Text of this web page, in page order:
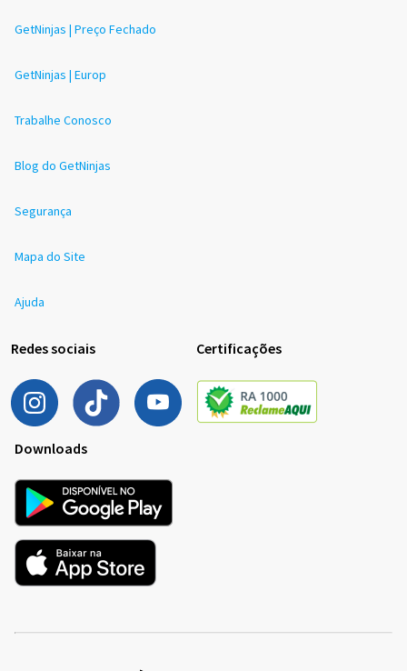
GetNinjas | Preço Fechado
GetNinjas | Europ
Trabalhe Conosco
Blog do GetNinjas
Segurança
Mapa do Site
Ajuda
Redes sociais Certificações
Downloads